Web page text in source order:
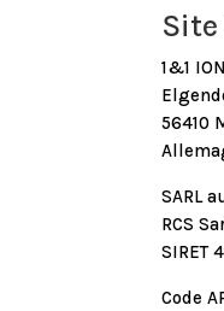
1&1
56410
SARL
RCS
SIRET
Code